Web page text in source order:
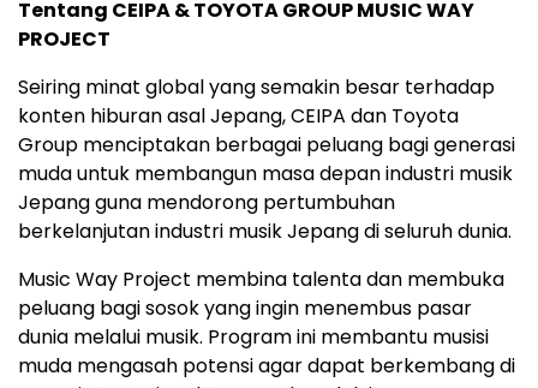
Tentang CEIPA & TOYOTA GROUP MUSIC WAY
PROJECT
Seiring minat global yang semakin besar terhadap
konten hiburan asal Jepang, CEIPA dan Toyota
Group menciptakan berbagai peluang bagi generasi
muda untuk membangun masa depan industri musik
Jepang guna mendorong pertumbuhan
berkelanjutan industri musik Jepang di seluruh dunia.
Music Way Project membina talenta dan membuka
peluang bagi sosok yang ingin menembus pasar
dunia melalui musik. Program ini membantu musisi
muda mengasah potensi agar dapat berkembang di